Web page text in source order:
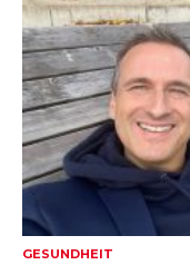
GESUNDHEIT